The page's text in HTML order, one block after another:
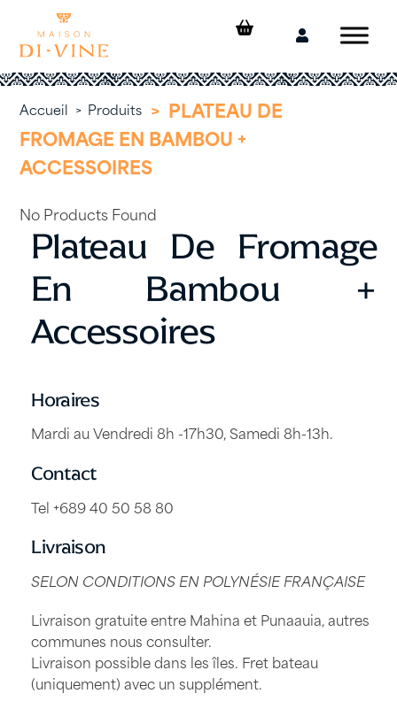
content
Mon
Accueil > Produits > PLATEAU DE
FROMAGE EN BAMBOU +
ACCESSOIRES
Plateau De Fromage
En Bambou +
Accessoires
Horaires
Mardi au Vendredi 8h -17h30, Samedi 8h-13h.
Contact
Tel +689 40 50 58 80
Livraison
SELON CONDITIONS EN POLYNÉSIE FRANÇAISE
Livraison gratuite entre Mahina et Punaauia, autres
communes nous consulter.
Livraison possible dans les îles. Fret bateau
(uniquement) avec un supplément.
No Products Found